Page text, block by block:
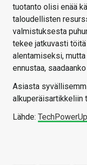
tuotanto olisi enää
taloudellisten
valmistuksesta
tekee jatkuvasti
alentamiseksi,
ennustaa,
Asiasta
alkuperäisartikkeliin
Lähde: TechPowerUp